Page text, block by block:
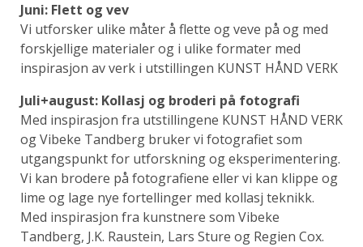
Juni: Flett og vev
Vi utforsker ulike måter å flette og veve på og med
forskjellige materialer og i ulike formater med
inspirasjon av verk i utstillingen KUNST HÅND VERK
Juli+august: Kollasj og broderi på fotografi
Med inspirasjon fra utstillingene KUNST HÅND VERK
og Vibeke Tandberg bruker vi fotografiet som
utgangspunkt for utforskning og eksperimentering.
Vi kan brodere på fotografiene eller vi kan klippe og
lime og lage nye fortellinger med kollasj teknikk.
Med inspirasjon fra kunstnere som Vibeke
Tandberg, J.K. Raustein, Lars Sture og Regien Cox.